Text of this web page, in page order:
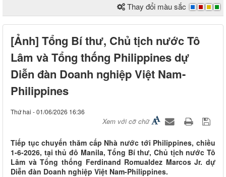
Thay đổi màu sắc
[Ảnh] Tổng Bí thư, Chủ tịch nước Tô
Lâm và Tổng thống Philippines dự
Diễn đàn Doanh nghiệp Việt Nam-
Philippines
Thứ hai - 01/06/2026 16:36
Xem với cỡ chữ
Tiếp tục chuyến thăm cấp Nhà nước tới Philippines, chiều
1-6-2026, tại thủ đô Manila, Tổng Bí thư, Chủ tịch nước Tô
Lâm và Tổng thống Ferdinand Romualdez Marcos Jr. dự
Diễn đàn Doanh nghiệp Việt Nam-Philippines.